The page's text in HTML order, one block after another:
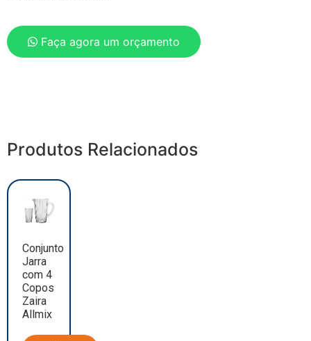
Faça agora um orçamento
Produtos Relacionados
Conjunto
Jarra
com 4
Copos
Zaira
Allmix